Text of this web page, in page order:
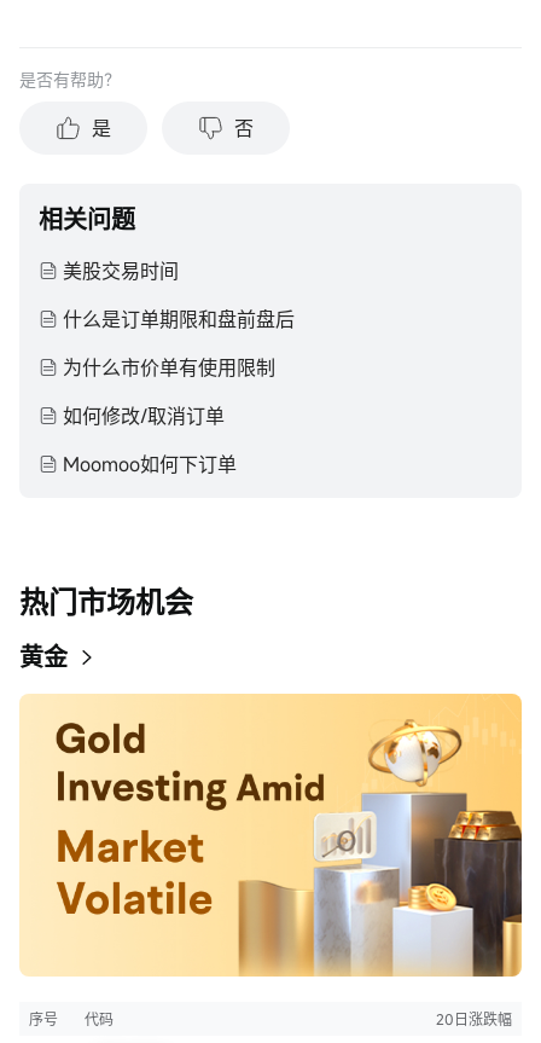
是否有帮助？
是 否
相关问题
美股交易时间
什么是订单期限和盘前盘后
为什么市价单有使用限制
如何修改/取消订单
Moomoo如何下订单
热门市场机会
黄金
序号 代码 20日涨跌幅